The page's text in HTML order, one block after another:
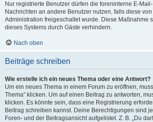
Nur registrierte Benutzer dürfen die foreninterne E-
Nachrichten an andere Benutzer nutzen, falls diese
Administration freigeschaltet wurde. Diese Maßnahme
dieses Systems durch Gäste verhindern.
Nach oben
Beiträge schreiben
Wie erstelle ich ein neues Thema oder eine Antwort?
Um ein neues Thema in einem Forum zu eröffnen,
Thema“ klicken. Um auf einen Beitrag zu antworten,
klicken. Es könnte sein, dass eine Registrierung
Beitrag schreiben kannst. Deine Berechtigungen sind
Foren- und der Beitragsansicht aufgelistet. Z. B. „Du